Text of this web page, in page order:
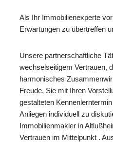
Als Ihr Immobilienexperte
Erwartungen zu übertreffen
Unsere partnerschaftliche
wechselseitigem Vertrauen,
harmonisches
Freude, Sie mit Ihren
gestalteten
Anliegen individuell zu
Immobilienmakler in
Vertrauen im Mittelpunkt .